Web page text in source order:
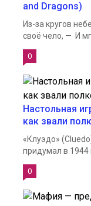
and Dragons)
Из-за кругов
своё чело, — И
0
Настольная
как звали
«Клуэдо»
придумал в 1944
0